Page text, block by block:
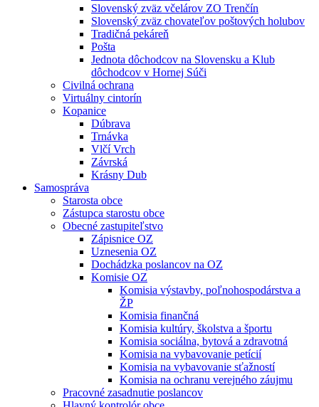
Slovenský zväz včelárov ZO Trenčín
Slovenský zväz chovateľov poštových holubov
Tradičná pekáreň
Pošta
Jednota dôchodcov na Slovensku a Klub
dôchodcov v Hornej Súči
Civilná ochrana
Virtuálny cintorín
Kopanice
Dúbrava
Trnávka
Vlčí Vrch
Závrská
Krásny Dub
Samospráva
Starosta obce
Zástupca starostu obce
Obecné zastupiteľstvo
Zápisnice OZ
Uznesenia OZ
Dochádzka poslancov na OZ
Komisie OZ
Komisia výstavby, poľnohospodárstva a
ŽP
Komisia finančná
Komisia kultúry, školstva a športu
Komisia sociálna, bytová a zdravotná
Komisia na vybavovanie petícií
Komisia na vybavovanie sťažností
Komisia na ochranu verejného záujmu
Pracovné zasadnutie poslancov